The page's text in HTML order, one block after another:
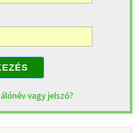
vagy jelszó?